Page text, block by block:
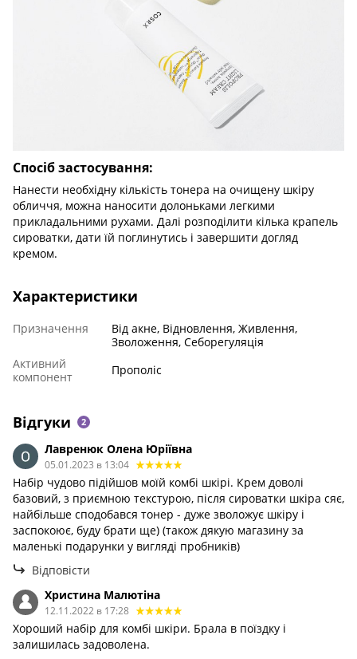
Спосіб застосування:
Нанести необхідну кількість тонера на очищену шкіру
обличчя, можна наносити долоньками легкими
прикладальними рухами. Далі розподілити кілька крапель
сироватки, дати їй поглинутись і завершити догляд
кремом.
Характеристики
Призначення
Від акне, Відновлення, Живлення,
Зволоження, Себорегуляція
Активний
компонент
Прополіс
Відгуки 2
Лавренюк Олена Юріївна
05.01.2023 в 13:04
Набір чудово підійшов моїй комбі шкірі. Крем доволі
базовий, з приємною текстурою, після сироватки шкіра сяє,
найбільше сподобався тонер - дуже зволожує шкіру і
заспокоює, буду брати ще) (також дякую магазину за
маленькі подарунки у вигляді пробників)
Відповісти
Христина Малютіна
12.11.2022 в 17:28
Хороший набір для комбі шкіри. Брала в поїздку і
залишилась задоволена.